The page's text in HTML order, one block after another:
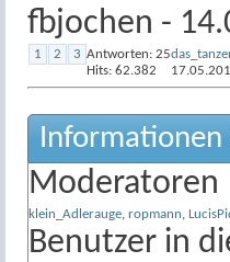
fbjochen -
1 2 3 Antworten: 25
Hits: 62.382
Moderatoren
klein_Adlerauge, ropmann,
Benutzer in